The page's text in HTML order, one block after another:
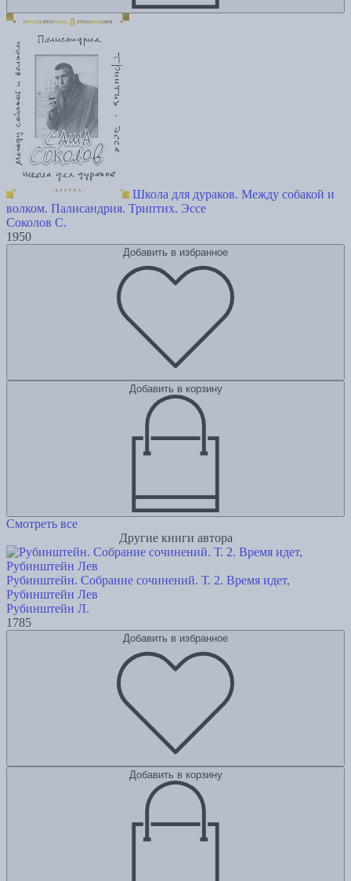
Школа для дураков. Между собакой и
волком. Палисандрия. Триптих. Эссе
Соколов С.
1950
Добавить в избранное
Добавить в корзину
Смотреть все
Другие книги автора
Рубинштейн. Собрание сочинений. Т. 2. Время идет,
Рубинштейн Лев
Рубинштейн Л.
1785
Добавить в избранное
Добавить в корзину